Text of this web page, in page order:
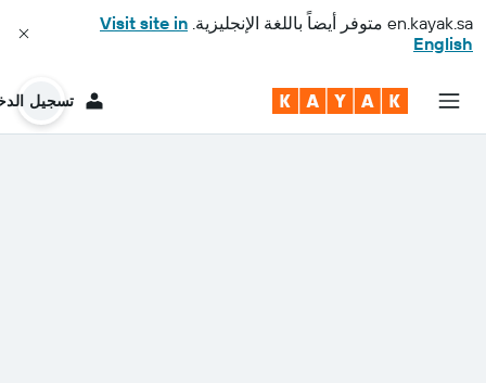
en.kayak.sa متوفر أيضاً باللغة الإنجليزية. Visit site in
English
تسجيل